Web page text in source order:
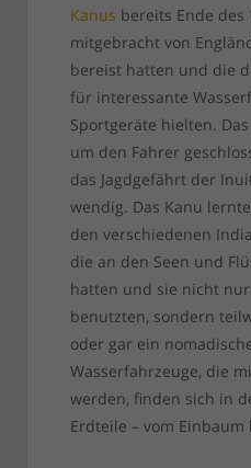
Kanus bereits Ende des
mitgebracht von
bereist hatten und die
für interessante
Sportgeräte hielten.
um den Fahrer
das Jagdgefährt der
wendig. Das Kanu
den verschiedenen
die an den Seen und
hatten und sie nicht
benutzten, sondern
oder gar ein
Wasserfahrzeuge, die
werden, finden sich in
Erdteile – vom